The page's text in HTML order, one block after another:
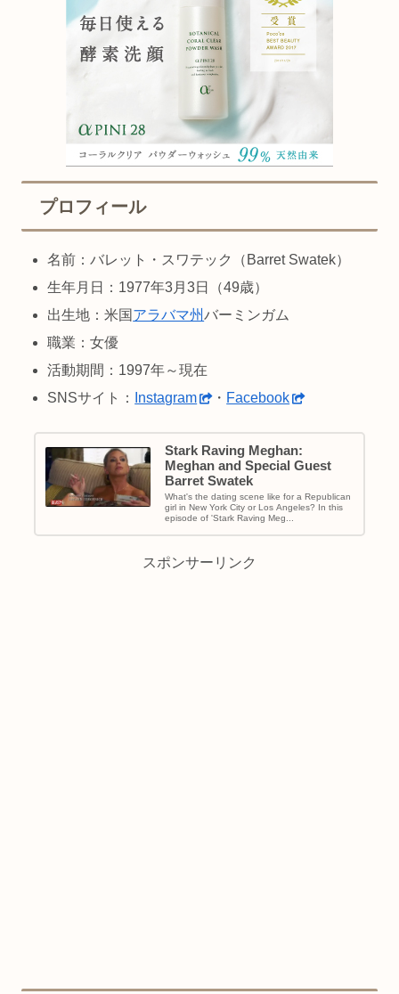
プロフィール
名前：バレット・スワテック（Barret Swatek）
生年月日：1977年3月3日（49歳）
出生地：米国 アラバマ州バーミンガム
職業：女優
活動期間：1997年～現在
SNSサイト：
Instagram ・ Facebook
Stark Raving Meghan:
Meghan and Special Guest
Barret Swatek
What's the dating scene like for a Republican
girl in New York City or Los Angeles? In this
episode of 'Stark Raving Meg...
スポンサーリンク